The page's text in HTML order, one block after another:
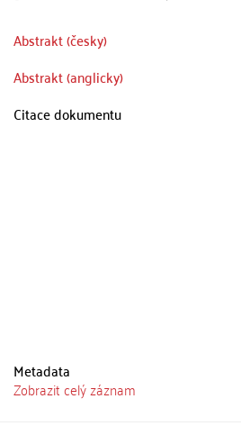
Abstrakt (česky)
Abstrakt (anglicky)
Citace dokumentu
Metadata
Zobrazit celý záznam